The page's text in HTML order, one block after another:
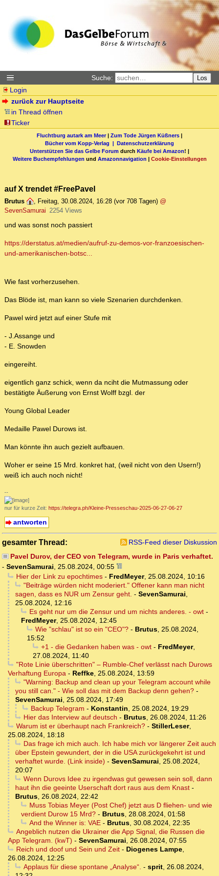
Suche: Los
Login
zurück zur Hauptseite
in Thread öffnen
Ticker
Fluchtburg autark am Meer| Zum Tode Jürgen Küßners |
Bücher vom Kopp-Verlag | Datenschutzerklärung
Unterstützen Sie das Gelbe Forum durch Käufe bei Amazon! |
Weitere Buchempfehlungen und Amazonnavigation | Cookie-Einstellungen
auf X trendet #FreePavel
Brutus , Freitag, 30.08.2024, 16:28 (vor 708 Tagen) @
SevenSamurai 2254 Views
und was sonst noch passiert
https://derstatus.at/medien/aufruf-zu-demos-vor-franzoesischen-
und-amerikanischen-botsc...
Wie fast vorherzusehen.
Das Blöde ist, man kann so viele Szenarien durchdenken.
Pawel wird jetzt auf einer Stufe mit
- J.Assange und
- E. Snowden
eingereiht.
eigentlich ganz schick, wenn da nciht die Mutmassung oder
bestätigte Äußerung von Ernst Wolff bzgl. der
Young Global Leader
Medaille Pawel Durows ist.
Man könnte ihn auch gezielt aufbauen.
Woher er seine 15 Mrd. konkret hat, (weil nicht von den Usern!)
weiß ich auch noch nicht!
--
nur für kurze Zeit: https://telegra.ph/Kleine-Presseschau-2025-06-27-06-27
antworten
gesamter Thread:
RSS-Feed dieser Diskussion
Pavel Durov, der CEO von Telegram, wurde in Paris verhaftet.
- SevenSamurai, 25.08.2024, 00:55
Hier der Link zu epochtimes- FredMeyer, 25.08.2024, 10:16
"Beiträge würden nicht moderiert." Offener kann man nicht
sagen, dass es NUR um Zensur geht. - SevenSamurai,
25.08.2024, 12:16
Es geht nur um die Zensur und um nichts anderes. - owt-
FredMeyer, 25.08.2024, 12:45
Wie "schlau" ist so ein "CEO"?- Brutus, 25.08.2024,
15:52
+1 - die Gedanken haben was - owt- FredMeyer,
27.08.2024, 11:40
"Rote Linie überschritten" – Rumble-Chef verlässt nach Durows
Verhaftung Europa - Reffke, 25.08.2024, 13:59
"Warning: Backup and clean up your Telegram account while
you still can." - Wie soll das mit dem Backup denn gehen? -
SevenSamurai, 25.08.2024, 17:49
Backup Telegram - Konstantin, 25.08.2024, 19:29
Hier das Interview auf deutsch - Brutus, 26.08.2024, 11:26
Warum ist er überhaupt nach Frankreich?- StillerLeser,
25.08.2024, 18:18
Das frage ich mich auch. Ich habe mich vor längerer Zeit auch
über Epstein gewundert, der in die USA zurückgekehrt ist und
verhaftet wurde. (Link inside) - SevenSamurai, 25.08.2024,
20:07
Wenn Durovs Idee zu irgendwas gut gewesen sein soll, dann
haut ihn die geeinte Userschaft dort raus aus dem Knast -
Brutus, 26.08.2024, 22:42
Muss Tobias Meyer (Post Chef) jetzt aus D fliehen- und wie
verdient Durow 15 Mrd? - Brutus, 28.08.2024, 01:58
And the Winner is: VAE- Brutus, 30.08.2024, 22:35
Angeblich nutzen die Ukrainer die App Signal, die Russen die
App Telegram. (kwT) - SevenSamurai, 26.08.2024, 07:55
Reich und doof und Sein und Zeit- Diogenes Lampe,
26.08.2024, 12:25
Applaus für diese spontane „Analyse“. - sprit, 26.08.2024,